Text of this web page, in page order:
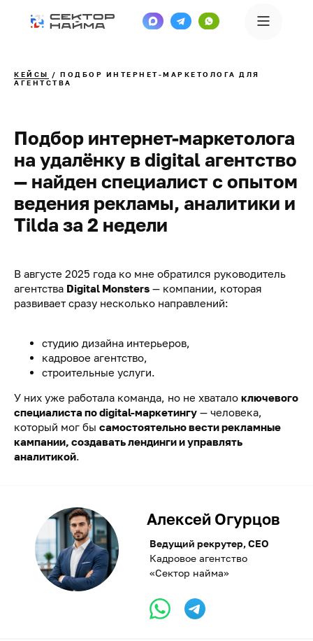
КЕЙСЫ
/ ПОДБОР ИНТЕРНЕТ-МАРКЕТОЛОГА ДЛЯ
АГЕНТСТВА
Подбор интернет-маркетолога
на удалёнку в digital агентство
— найден специалист с опытом
ведения рекламы, аналитики и
Tilda за 2 недели
В августе 2025 года ко мне обратился руководитель
агентства Digital Monsters — компании, которая
развивает сразу несколько направлений:
студию дизайна интерьеров,
кадровое агентство,
строительные услуги.
У них уже работала команда, но не хватало ключевого
специалиста по digital-маркетингу — человека,
который мог бы самостоятельно вести рекламные
кампании, создавать лендинги и управлять
аналитикой.
Алексей Огурцов
Ведущий рекрутер, CEO
Кадровое агентство
«Сектор найма»